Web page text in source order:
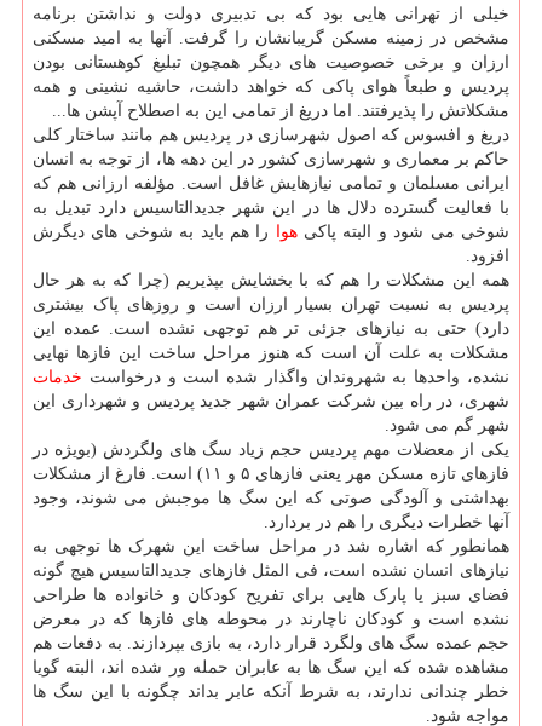
خیلی از تهرانی هایی بود که بی تدبیری دولت و نداشتن برنامه
مشخص در زمینه مسکن گریبانشان را گرفت. آنها به امید مسکنی
ارزان و برخی خصوصیت های دیگر همچون تبلیغ کوهستانی بودن
پردیس و طبعاً هوای پاکی که خواهد داشت، حاشیه نشینی و همه
مشکلاتش را پذیرفتند. اما دریغ از تمامی این به اصطلاح آپشن ها...
دریغ و افسوس که اصول شهرسازی در پردیس هم مانند ساختار کلی
حاکم بر معماری و شهرسازی کشور در این دهه ها، از توجه به انسان
ایرانی مسلمان و تمامی نیازهایش غافل است. مؤلفه ارزانی هم که
با فعالیت گسترده دلال ها در این شهر جدیدالتاسیس دارد تبدیل به
شوخی می شود و البته پاکیهوا را هم باید به شوخی های دیگرش
افزود.
همه این مشکلات را هم که با بخشایش بپذیریم (چرا که به هر حال
پردیس به نسبت تهران بسیار ارزان است و روزهای پاک بیشتری
دارد) حتی به نیازهای جزئی تر هم توجهی نشده است. عمده این
مشکلات به علت آن است که هنوز مراحل ساخت این فازها نهایی
نشده، واحدها به شهروندان واگذار شده است و درخواست خدمات
شهری، در راه بین شرکت عمران شهر جدید پردیس و شهرداری این
شهر گم می شود.
یکی از معضلات مهم پردیس حجم زیاد سگ های ولگردش (بویژه در
فازهای تازه مسکن مهر یعنی فازهای ۵ و ۱۱) است. فارغ از مشکلات
بهداشتی و آلودگی صوتی که این سگ ها موجبش می شوند، وجود
آنها خطرات دیگری را هم در بردارد.
همانطور که اشاره شد در مراحل ساخت این شهرک ها توجهی به
نیازهای انسان نشده است، فی المثل فازهای جدیدالتاسیس هیچ گونه
فضای سبز یا پارک هایی برای تفریح کودکان و خانواده ها طراحی
نشده است و کودکان ناچارند در محوطه های فازها که در معرض
حجم عمده سگ های ولگرد قرار دارد، به بازی بپردازند. به دفعات هم
مشاهده شده که این سگ ها به عابران حمله ور شده اند، البته گویا
خطر چندانی ندارند، به شرط آنکه عابر بداند چگونه با این سگ ها
مواجه شود.